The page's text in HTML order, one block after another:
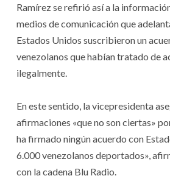
Ramírez se refirió así a la
medios de comunicación que
Estados Unidos suscribieron un
venezolanos que habían tratado de
ilegalmente.
En este sentido, la vicepresidenta
afirmaciones «que no son ciertas»
ha firmado ningún acuerdo con
6.000 venezolanos deportados»,
con la cadena Blu Radio.